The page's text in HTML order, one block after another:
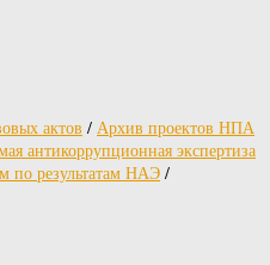
актов / Архив проектов НПА
антикоррупционная экспертиза
результатам НАЭ /